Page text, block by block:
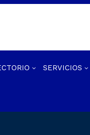
SERVICIOS